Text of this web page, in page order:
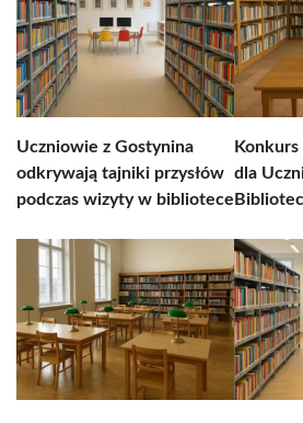
Uczniowie z Gostynina
odkrywają tajniki przysłów
podczas wizyty w bibliotece
Konkurs
dla